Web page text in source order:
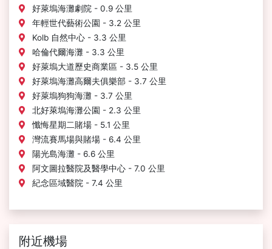
好萊塢海灘劇院 - 0.9 公里
年輕世代藝術公園 - 3.2 公里
Kolb 自然中心 - 3.3 公里
哈倫代爾海灘 - 3.3 公里
好萊塢大道歷史商業區 - 3.5 公里
好萊塢海灘高爾夫俱樂部 - 3.7 公里
好萊塢狗狗海灘 - 3.7 公里
北好萊塢海灘公園 - 2.3 公里
懺悔星期二賭場 - 5.1 公里
灣流賽馬場與賭場 - 6.4 公里
陽光島海灘 - 6.6 公里
阿文圖拉醫院及醫學中心 - 7.0 公里
紀念區域醫院 - 7.4 公里
附近機場